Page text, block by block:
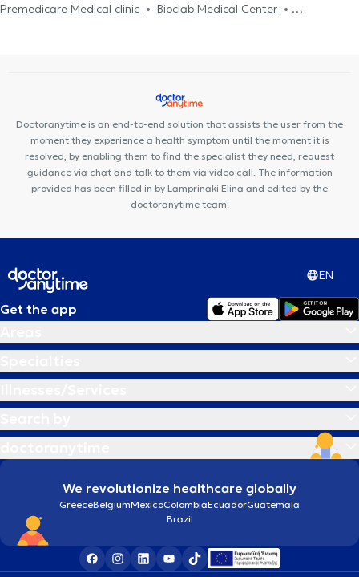
Premedicare Medical clinic
Bioclab Medical Center
Doctoranytime is an end-to-end solution that assists the user from the
moment they experience a health symptom until the moment it is
resolved, by enabling them to find the specialist they need, request
guidance via chat and talk to them via video call. The information
provided has been filled in by Lamprinaki Elina and edited by the
doctoranytime team.
EN
Get the app
We revolutionize healthcare globally
GreeceBelgiumMexicoColombiaEcuadorGuatemala
Brazil